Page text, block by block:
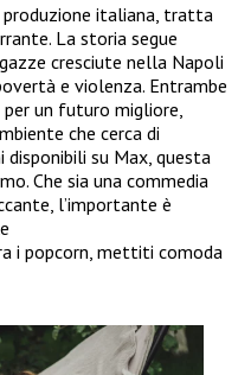
produzione italiana, tratta
La storia segue
cresciute nella Napoli
e violenza. Entrambe
un futuro migliore,
che cerca di
su Max, questa
Che sia una commedia
l’importante è
i popcorn, mettiti comoda